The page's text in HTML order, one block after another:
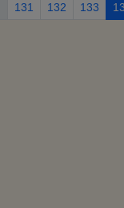
131 132 133